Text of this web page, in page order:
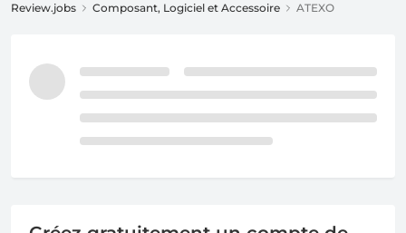
Review.jobs Composant, Logiciel et Accessoire ATEXO